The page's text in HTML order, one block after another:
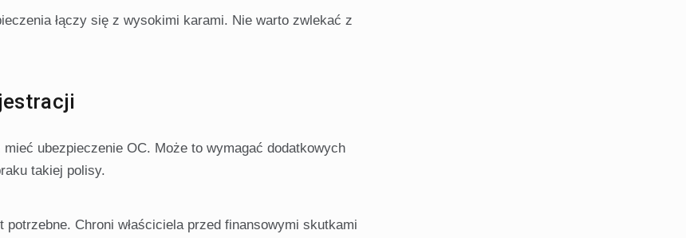
łączy się z wysokimi karami. Nie warto zwlekać z
ubezpieczenie OC. Może to wymagać dodatkowych
takiej polisy.
potrzebne. Chroni właściciela przed finansowymi skutkami